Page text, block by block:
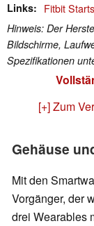
Links Fitbit
Hinweis: Der
Bildschirme,
Spezifikationen
[+] Zum
Gehäuse
Mit den
Vorgänger, der
drei Wearables